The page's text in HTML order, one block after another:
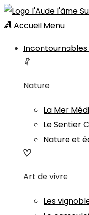
Accueil Menu
Incontournables
Nature
La Mer
Le Sentier
Nature et
Art de vivre
Les